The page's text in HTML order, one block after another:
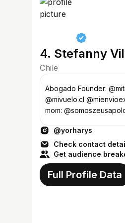
4. Stefanny
Chile
Abogado Founder:
@mivuelo.cl
mom:
@yorharys
Check contact
Get audience
Full Profile Data